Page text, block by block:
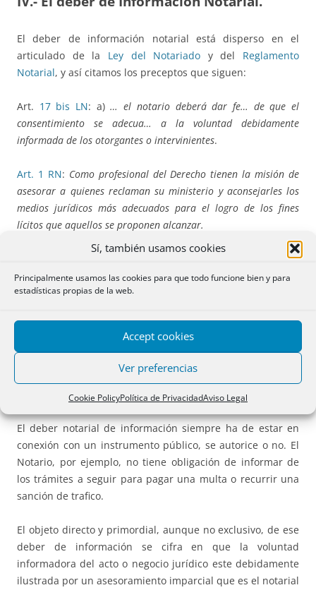
Sí, también usamos cookies
Principalmente usamos las cookies para que todo funcione bien y para
estadísticas propias de la web.
Accept cookies
Ver preferencias
Cookie PolicyPolítica de PrivacidadAviso Legal
El deber de información notarial está disperso en el
articulado de la Ley del Notariado y del Reglamento
Notarial, y así citamos los preceptos que siguen:
Art. 17 bis LN: a)… el notario deberá dar fe… de que el
consentimiento se adecua… a la voluntad debidamente
informada de los otorgantes o intervinientes.
Art. 1 RN: Como profesional del Derecho tienen la misión de
asesorar a quienes reclaman su ministerio y aconsejarles los
medios jurídicos más adecuados para el logro de los fines
lícitos que aquellos se proponen alcanzar.
: … deber del notario de dar fe … de que el
otorgamiento se adecua … a la voluntad debidamente
informada…
darán fe de que … los comparecientes …
debidamente informados del contenido del instrumento …
El deber notarial de información siempre ha de estar en
conexión con un instrumento público, se autorice o no. El
Notario, por ejemplo, no tiene obligación de informar de
los trámites a seguir para pagar una multa o recurrir una
sanción de trafico.
El objeto directo y primordial, aunque no exclusivo, de ese
deber de información se cifra en que la voluntad
informadora del acto o negocio jurídico este debidamente
ilustrada por un asesoramiento imparcial que es el notarial